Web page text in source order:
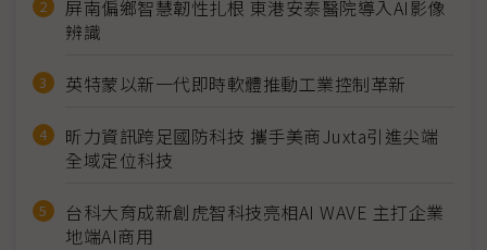
屏南偏鄉智慧韌性扎根 東港安泰醫院導入AI影像
辨識
英特蒙以新一代即時軟體推動工業控制革新
昕力資訊跨足國防科技 攜手美商Juxta引進尖端
全域定位科技
台科大育成新創虎智科技亮相AI WAVE 主打企業
地端AI商用